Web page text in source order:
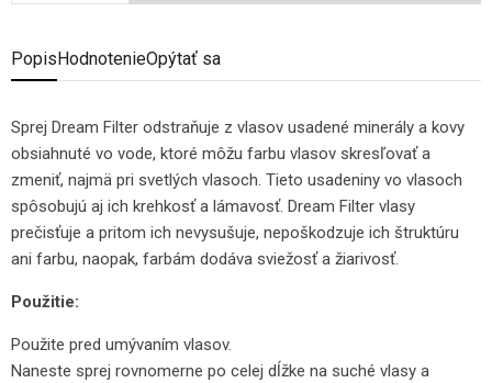
Popis HodnotenieOpýtať sa
Sprej Dream Filter odstraňuje z vlasov usadené minerály a kovy
obsiahnuté vo vode, ktoré môžu farbu vlasov skresľovať a
zmeniť, najmä pri svetlých vlasoch. Tieto usadeniny vo vlasoch
spôsobujú aj ich krehkosť a lámavosť. Dream Filter vlasy
prečisťuje a pritom ich nevysušuje, nepoškodzuje ich štruktúru
ani farbu, naopak, farbám dodáva sviežosť a žiarivosť.
Použitie:
Použite pred umývaním vlasov.
Naneste sprej rovnomerne po celej dĺžke na suché vlasy a